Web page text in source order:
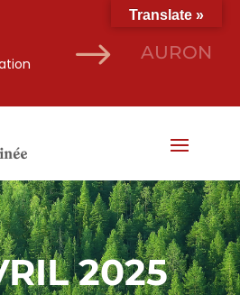
$ AURON
2025
Translate »